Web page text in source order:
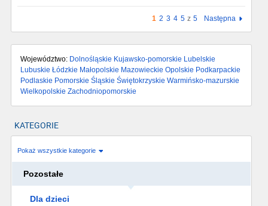
1 2 3 4 5 z 5 Następna
Województwo: Dolnośląskie Kujawsko-pomorskie Lubelskie
Lubuskie Łódzkie Małopolskie Mazowieckie Opolskie Podkarpackie
Podlaskie Pomorskie Śląskie Świętokrzyskie Warmińsko-mazurskie
Wielkopolskie Zachodniopomorskie
KATEGORIE
Pokaż wszystkie kategorie
Pozostałe
Dla dzieci